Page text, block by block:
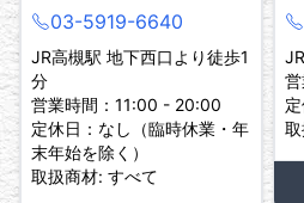
03-5919-6640
JR高槻駅 地下西口より徒歩1
分
営業時間：11:00 - 20:00
定休日：なし（臨時休業・年
末年始を除く）
取扱商材: すべて